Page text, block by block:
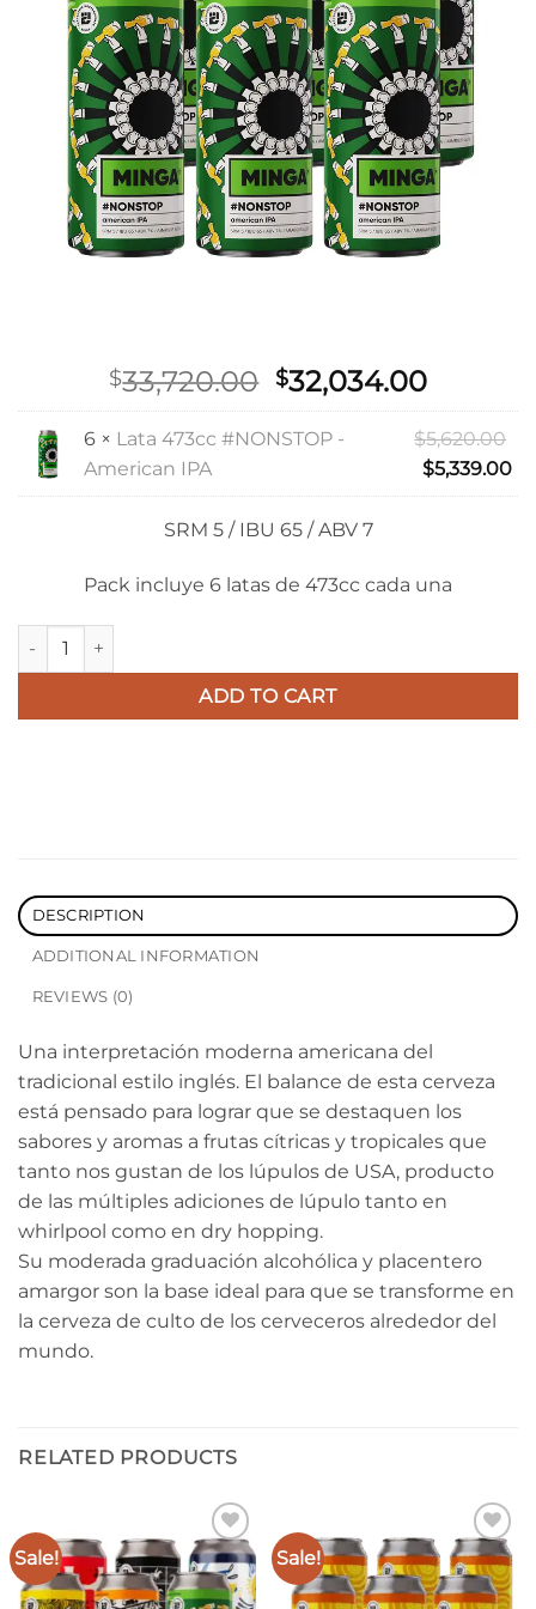
$33,720.00 Original
price
was:
$33,720.00.
$32,034.00
price
is:
6 × Lata 473cc #NONSTOP -
American IPA
$5,620.00
$5,339.00
SRM 5 / IBU 65 / ABV 7
Pack incluye 6 latas de 473cc cada una
6Pack #nonstop - American IPA quantity
ADD TO CART
DESCRIPTION
ADDITIONAL INFORMATION
REVIEWS (0)
Una interpretación moderna americana del
tradicional estilo inglés. El balance de esta cerveza
está pensado para lograr que se destaquen los
sabores y aromas a frutas cítricas y tropicales que
tanto nos gustan de los lúpulos de USA, producto
de las múltiples adiciones de lúpulo tanto en
whirlpool como en dry hopping.
Su moderada graduación alcohólica y placentero
amargor son la base ideal para que se transforme en
la cerveza de culto de los cerveceros alrededor del
mundo.
RELATED PRODUCTS
Sale!
Añadir
a la
lista de
Sale!
Añadir
a la
lista de